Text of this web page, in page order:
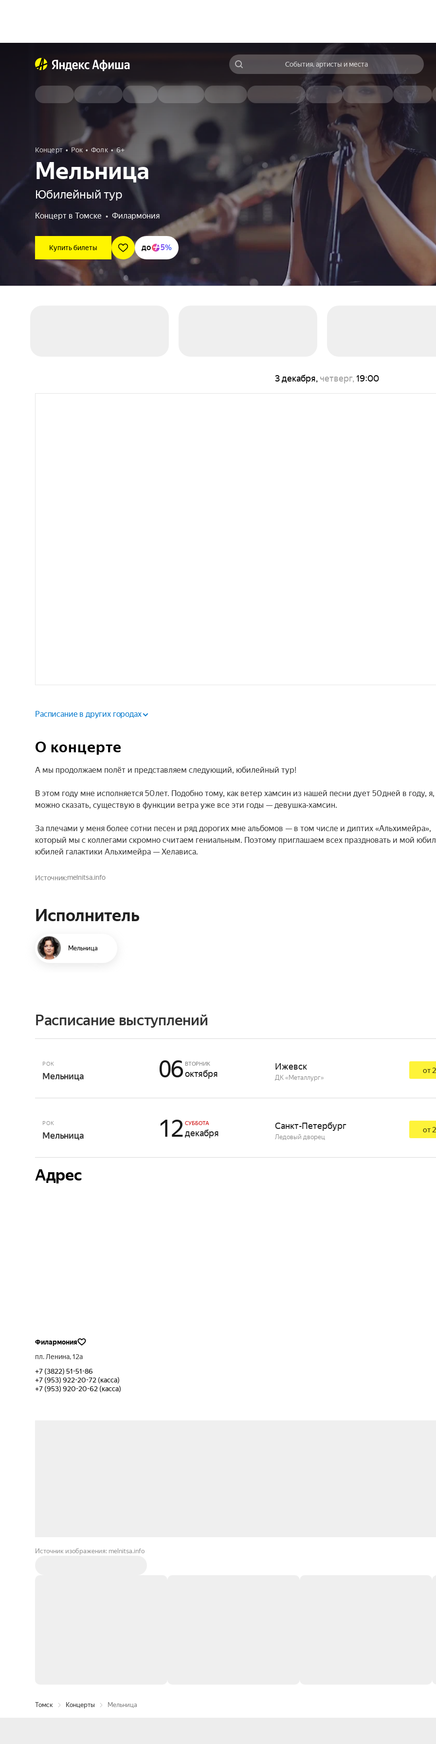
События, артисты и места
Концерт Рок Фолк 6+
Мельница
Юбилейный тур
Концерт в Томске • Филармония
Купить билеты до 5%
3 декабря, четверг, 19:00
Расписание в других городах
О концерте
А мы продолжаем полёт и представляем следующий, юбилейный тур!
В этом году мне исполняется 50 лет. Подобно тому, как ветер хамсин из нашей песни дует 50 дней в году, я,
можно сказать, существую в функции ветра уже все эти годы — девушка‑хамсин.
За плечами у меня более сотни песен и ряд дорогих мне альбомов — в том числе и диптих «Альхимейра»,
который мы с коллегами скромно считаем гениальным. Поэтому приглашаем всех праздновать и мой
юбилей галактики Альхимейра — Хелависа.
Источникmelnitsa.info
Исполнитель
Мельница
Расписание выступлений
РОК
Мельница 06 ВТОРНИК
октября
Ижевск
ДК «Металлург»
от
РОК
Мельница 12 СУББОТА
декабря
Санкт-Петербург
Ледовый дворец
от
Адрес
Филармония
пл. Ленина, 12а
+7 (3822) 51-51-86
+7 (953) 922-20-72 (касса)
+7 (953) 920-20-62 (касса)
Источник изображения: melnitsa.info
Томск Концерты Мельница